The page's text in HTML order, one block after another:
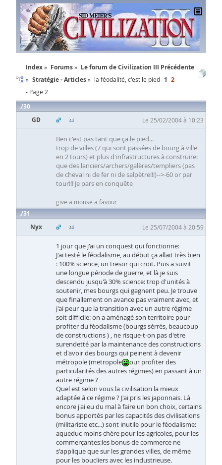
Index Forums
Le forum de Civilization III
Stratégie - Articles
la féodalité, c'est le pied
- Page 2
Précédente
1 2
30
GD
Le 25/02/2004 à 10:23
Ben c'est pas tant que ça le pied...
trop de villes (7 qui sont passées de bourg à ville
en 2 tours) et plus d'infrastructures à construire:
que des lanciers/archers/galères/templiers (pas
de cheval ni de fer ni de salpètre!!!)-->-60 or par
tour!!! Je pars en conquête
give a mouse a favour
31
Nyx
Le 25/07/2004 à 20:59
1 jour que j'ai un conquest qui fonctionne:
J'ai testé le féodalisme, au début ça allait très bien
: 100% science, un tresor qui croit. Puis a suivit
une longue période de guerre, et là je suis
descendu jusqu'à 30% science: trop d'unités à
soutenir, mes bourgs qui gagnent peu. Je trouve
que finallement on avance pas vraiment avec, et
j'ai peur que la transition avec un autre régime
soit difficile: on a aménagé son territoire pour
profiter du féodalisme (bourgs sérrés, beaucoup
de constructions ) , ne risque-t-on pas d'etre
surendetté par la maintenance des constructions
et d'avoir des bourgs qui peinent à devenir
métropole (metropole
our profiter des
particularités des autres régimes) en passant à un
autre régime ?
Quel est selon vous la civilisation la mieux
adaptée à ce régime ? J'ai pris les japonnais. Là
encore j'ai eu du mal à faire un bon choix, certains
bonus apportés par les capacités des civilisations
(militariste etc...) sont inutile pour le féodalisme:
aqueduc moins chère pour les agricoles, pour les
commerçantes:les bonus de commerce ne
s'applique que sur les grandes villes, de même
pour les boucliers avec les industrieuse.